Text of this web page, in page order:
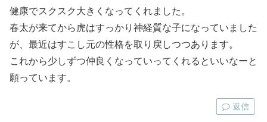
健康でスクスク大きくなってくれました。
春太が来てから虎はすっかり神経質な子になっていました
が、最近はすこし元の性格を取り戻しつつあります。
これから少しずつ仲良くなっていってくれるといいなーと
願っています。
返信